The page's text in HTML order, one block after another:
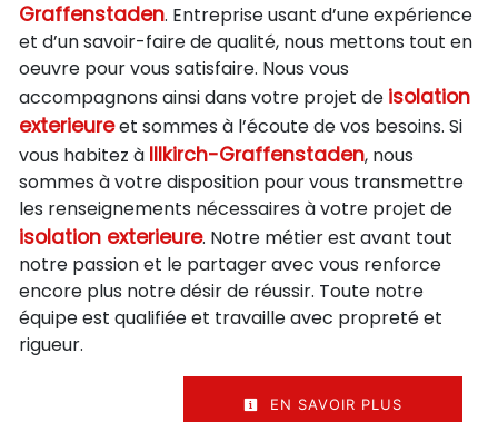
Graffenstaden. Entreprise usant d’une expérience
et d’un savoir-faire de qualité, nous mettons tout en
oeuvre pour vous satisfaire. Nous vous
accompagnons ainsi dans votre projet de isolation
exterieureet sommes à l’écoute de vos besoins. Si
vous habitez à Illkirch-Graffenstaden, nous
sommes à votre disposition pour vous transmettre
les renseignements nécessaires à votre projet de
isolation exterieure. Notre métier est avant tout
notre passion et le partager avec vous renforce
encore plus notre désir de réussir. Toute notre
équipe est qualifiée et travaille avec propreté et
rigueur.
EN SAVOIR PLUS